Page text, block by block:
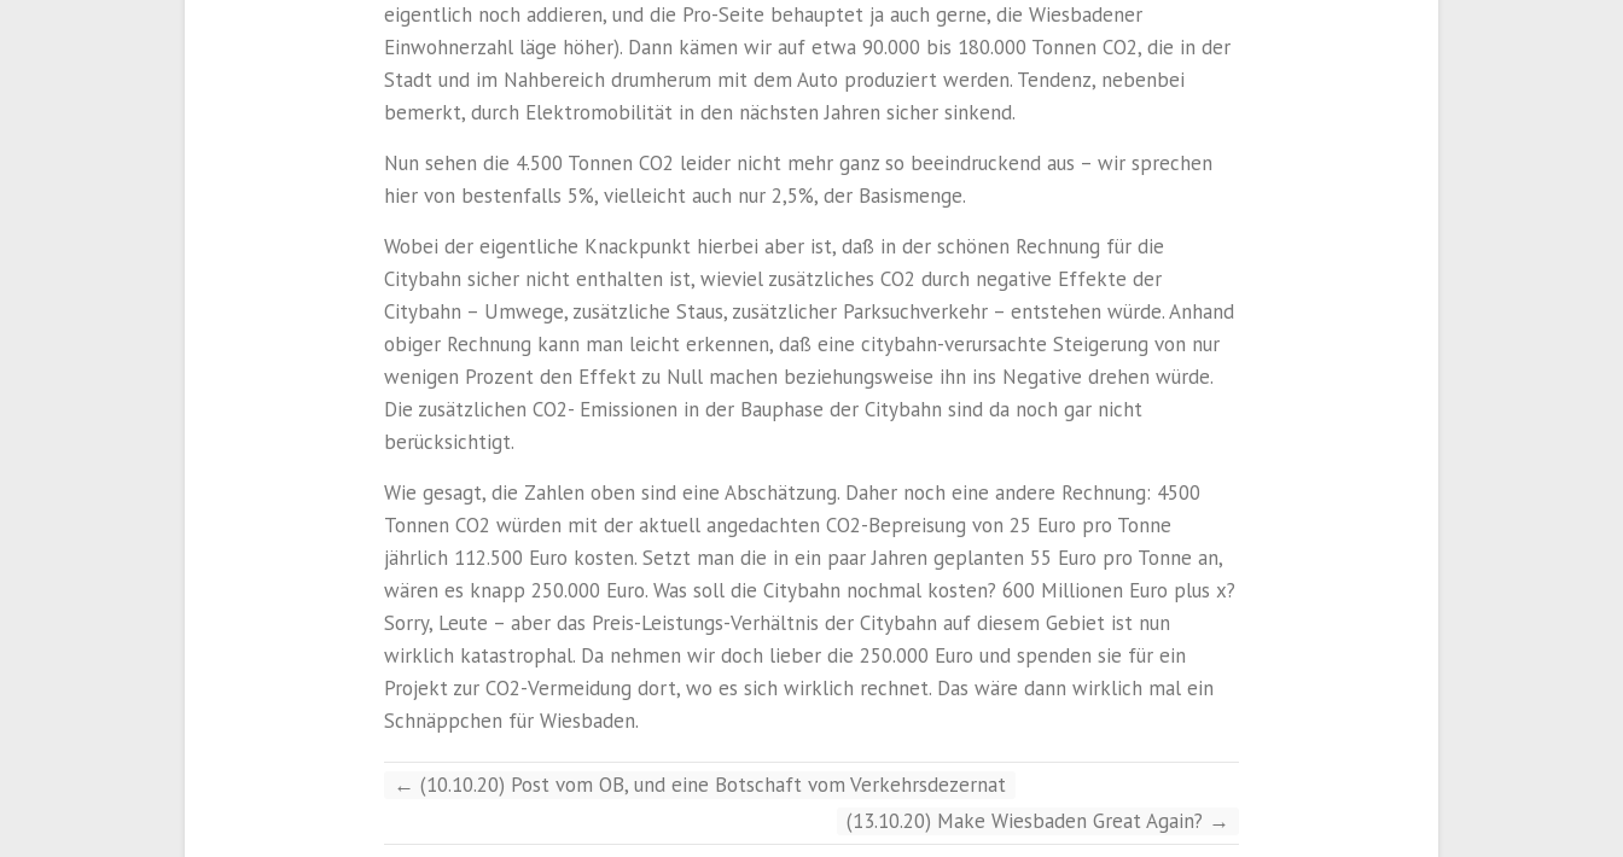
eigentlich noch addieren, und die Pro-Seite behauptet ja auch gerne, die Wiesbadener
Einwohnerzahl läge höher). Dann kämen wir auf etwa 90.000 bis 180.000 Tonnen CO2, die in der
Stadt und im Nahbereich drumherum mit dem Auto produziert werden. Tendenz, nebenbei
bemerkt, durch Elektromobilität in den nächsten Jahren sicher sinkend.
Nun sehen die 4.500 Tonnen CO2 leider nicht mehr ganz so beeindruckend aus – wir sprechen
hier von bestenfalls 5%, vielleicht auch nur 2,5%, der Basismenge.
Wobei der eigentliche Knackpunkt hierbei aber ist, daß in der schönen Rechnung für die
Citybahn sicher nicht enthalten ist, wieviel zusätzliches CO2 durch negative Effekte der
Citybahn – Umwege, zusätzliche Staus, zusätzlicher Parksuchverkehr – entstehen würde. Anhand
obiger Rechnung kann man leicht erkennen, daß eine citybahn-verursachte Steigerung von nur
wenigen Prozent den Effekt zu Null machen beziehungsweise ihn ins Negative drehen würde.
Die zusätzlichen CO2- Emissionen in der Bauphase der Citybahn sind da noch gar nicht
berücksichtigt.
Wie gesagt, die Zahlen oben sind eine Abschätzung. Daher noch eine andere Rechnung: 4500
Tonnen CO2 würden mit der aktuell angedachten CO2-Bepreisung von 25 Euro pro Tonne
jährlich 112.500 Euro kosten. Setzt man die in ein paar Jahren geplanten 55 Euro pro Tonne an,
wären es knapp 250.000 Euro. Was soll die Citybahn nochmal kosten? 600 Millionen Euro plus x?
Sorry, Leute – aber das Preis-Leistungs-Verhältnis der Citybahn auf diesem Gebiet ist nun
wirklich katastrophal. Da nehmen wir doch lieber die 250.000 Euro und spenden sie für ein
Projekt zur CO2-Vermeidung dort, wo es sich wirklich rechnet. Das wäre dann wirklich mal ein
Schnäppchen für Wiesbaden.
← (10.10.20) Post vom OB, und eine Botschaft vom Verkehrsdezernat
(13.10.20) Make Wiesbaden Great Again? →